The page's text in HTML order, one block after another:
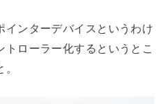
インターデバイスというわけ
ローラー化するというとこ